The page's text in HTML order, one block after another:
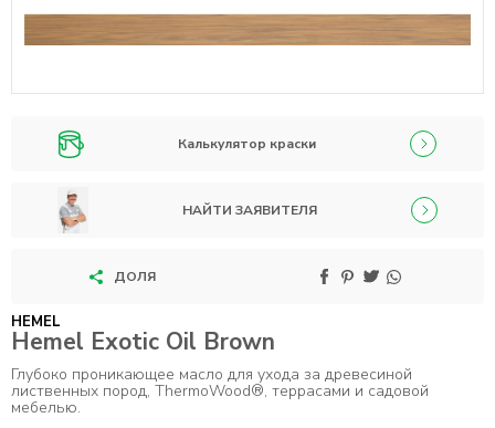
Калькулятор краски
НАЙТИ ЗАЯВИТЕЛЯ
ДОЛЯ
HEMEL
Hemel Exotic Oil Brown
Глубоко проникающее масло для ухода за древесиной
лиственных пород, ThermoWood®, террасами и садовой
мебелью.